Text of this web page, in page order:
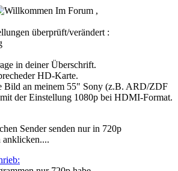
,
überprüft/verändert :
in deiner Überschrift.
HD-Karte.
Bild an meinem 55" Sony (z.B. ARD/ZDF
der Einstellung 1080p bei HDMI-Format.
Sender senden nur in 720p
anklicken....